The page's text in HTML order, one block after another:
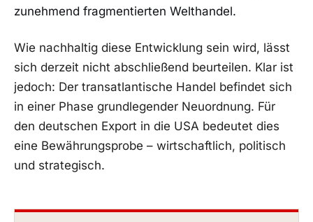
zunehmend fragmentierten Welthandel.
Wie nachhaltig diese Entwicklung sein wird, lässt
sich derzeit nicht abschließend beurteilen. Klar ist
jedoch: Der transatlantische Handel befindet sich
in einer Phase grundlegender Neuordnung. Für
den deutschen Export in die USA bedeutet dies
eine Bewährungsprobe – wirtschaftlich, politisch
und strategisch.